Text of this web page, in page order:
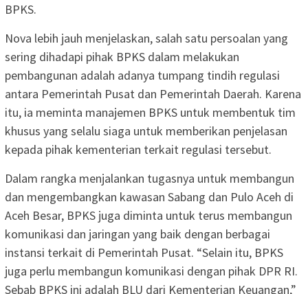
BPKS.
Nova lebih jauh menjelaskan, salah satu persoalan yang
sering dihadapi pihak BPKS dalam melakukan
pembangunan adalah adanya tumpang tindih regulasi
antara Pemerintah Pusat dan Pemerintah Daerah. Karena
itu, ia meminta manajemen BPKS untuk membentuk tim
khusus yang selalu siaga untuk memberikan penjelasan
kepada pihak kementerian terkait regulasi tersebut.
Dalam rangka menjalankan tugasnya untuk membangun
dan mengembangkan kawasan Sabang dan Pulo Aceh di
Aceh Besar, BPKS juga diminta untuk terus membangun
komunikasi dan jaringan yang baik dengan berbagai
instansi terkait di Pemerintah Pusat. “Selain itu, BPKS
juga perlu membangun komunikasi dengan pihak DPR RI.
Sebab BPKS ini adalah BLU dari Kementerian Keuangan,”